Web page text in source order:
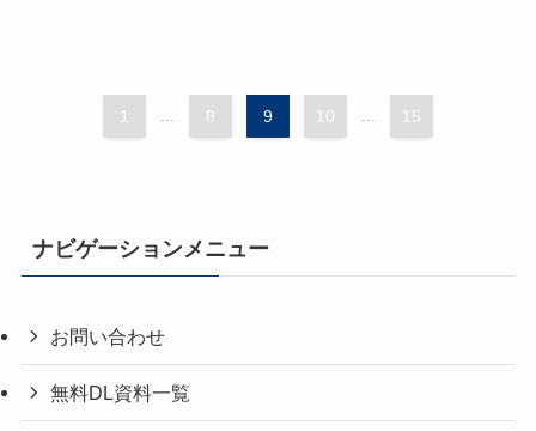
1 8 9 10 15
ナビゲーションメニュー
お問い合わせ
無料DL資料一覧